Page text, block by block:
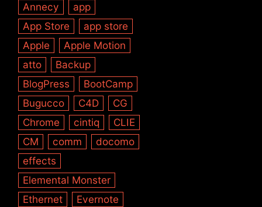
Annecy
app
App Store
app store
Apple
Apple Motion
atto
Backup
BlogPress
BootCamp
Bugucco
C4D
CG
Chrome
cintiq
CLIE
CM
comm
docomo
effects
Elemental Monster
Ethernet
Evernote